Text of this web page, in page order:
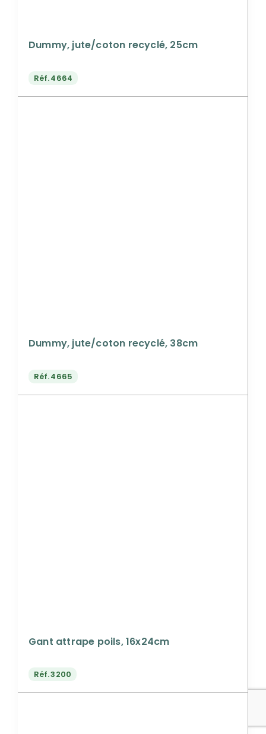
Dummy, jute/coton recyclé, 25cm
Réf.4664
Dummy, jute/coton recyclé, 38cm
Réf.4665
Gant attrape poils, 16x24cm
Réf.3200